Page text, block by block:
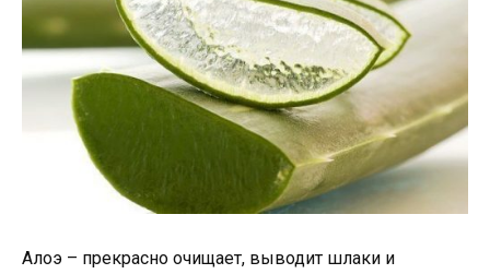
Алоэ – прекрасно очищает, выводит шлаки и